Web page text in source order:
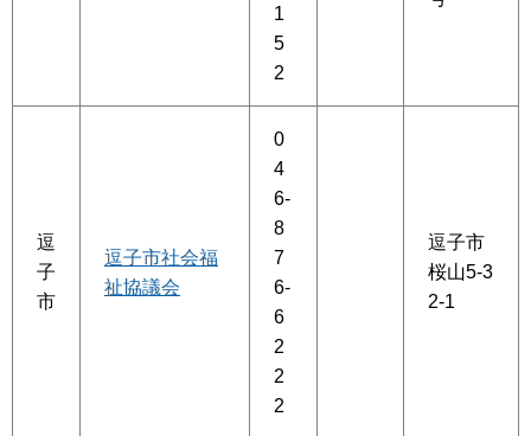
1
5
2
逗
子
市
逗子市社会福
祉協議会
0
4
6-
8
7
6-
6
2
2
2
逗子市
桜山5-3
2-1